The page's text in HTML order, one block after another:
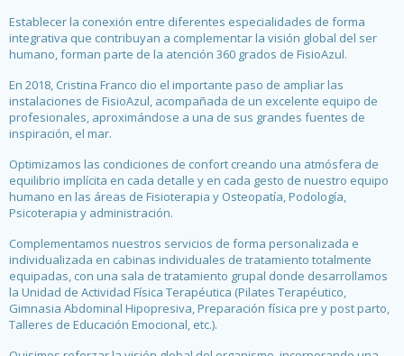
Establecer la conexión entre diferentes especialidades de forma
integrativa que contribuyan a complementar la visión global del ser
humano, forman parte de la atención 360 grados de FisioAzul.
En 2018, Cristina Franco dio el importante paso de ampliar las
instalaciones de FisioAzul, acompañada de un excelente equipo de
profesionales, aproximándose a una de sus grandes fuentes de
inspiración, el mar.
Optimizamos las condiciones de confort creando una atmósfera de
equilibrio implícita en cada detalle y en cada gesto de nuestro equipo
humano en las áreas de Fisioterapia y Osteopatía, Podología,
Psicoterapia y administración.
Complementamos nuestros servicios de forma personalizada e
individualizada en cabinas individuales de tratamiento totalmente
equipadas, con una sala de tratamiento grupal donde desarrollamos
la Unidad de Actividad Física Terapéutica (Pilates Terapéutico,
Gimnasia Abdominal Hipopresiva, Preparación física pre y post parto,
Talleres de Educación Emocional, etc.).